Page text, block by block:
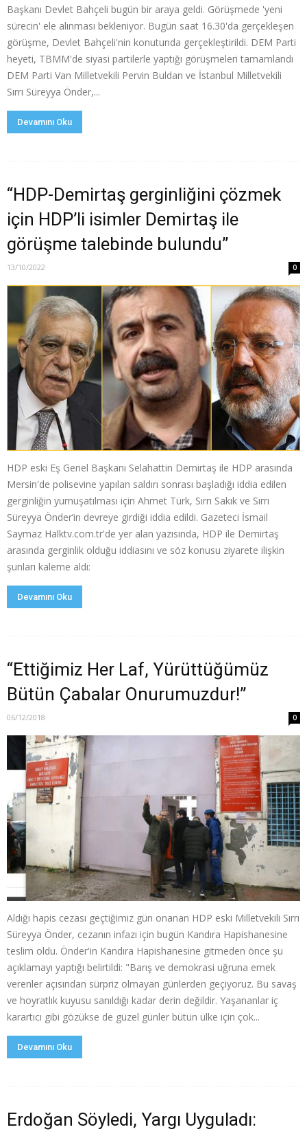
Başkanı Devlet Bahçeli bugün bir araya geldi. Görüşmede 'yeni
sürecin' ele alınması bekleniyor. Bugün saat 16.30'da gerçekleşen
görüşme, Devlet Bahçeli'nin konutunda gerçekleştirildi. DEM Parti
heyeti, TBMM'de siyasi partilerle yaptığı görüşmeleri tamamlandı
DEM Parti Van Milletvekili Pervin Buldan ve İstanbul Milletvekili
Sırrı Süreyya Önder,...
Devamını Oku
“HDP-Demirtaş gerginliğini çözmek
için HDP’li isimler Demirtaş ile
görüşme talebinde bulundu”
13/10/2022 0
HDP eski Eş Genel Başkanı Selahattin Demirtaş ile HDP arasında
Mersin'de polisevine yapılan saldırı sonrası başladığı iddia edilen
gerginliğin yumuşatılması için Ahmet Türk, Sırrı Sakık ve Sırrı
Süreyya Önder’in devreye girdiği iddia edildi. Gazeteci İsmail
Saymaz Halktv.com.tr'de yer alan yazısında, HDP ile Demirtaş
arasında gerginlik olduğu iddiasını ve söz konusu ziyarete ilişkin
şunları kaleme aldı:
Devamını Oku
“Ettiğimiz Her Laf, Yürüttüğümüz
Bütün Çabalar Onurumuzdur!”
06/12/2018 0
Aldığı hapis cezası geçtiğimiz gün onanan HDP eski Milletvekili Sırrı
Süreyya Önder, cezanın infazı için bugün Kandıra Hapishanesine
teslim oldu. Önder'in Kandıra Hapishanesine gitmeden önce şu
açıklamayı yaptığı belirtildi: "Barış ve demokrasi uğruna emek
verenler açısından sürpriz olmayan günlerden geçiyoruz. Bu savaş
ve hoyratlık kuyusu sanıldığı kadar derin değildir. Yaşananlar iç
karartıcı gibi gözükse de güzel günler bütün ülke için çok...
Devamını Oku
Erdoğan Söyledi, Yargı Uyguladı: